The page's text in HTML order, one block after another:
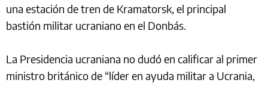
una estación de tren de Kramatorsk, el principal
bastión militar ucraniano en el Donbás.
La Presidencia ucraniana no dudó en calificar al primer
ministro británico de “líder en ayuda militar a Ucrania,